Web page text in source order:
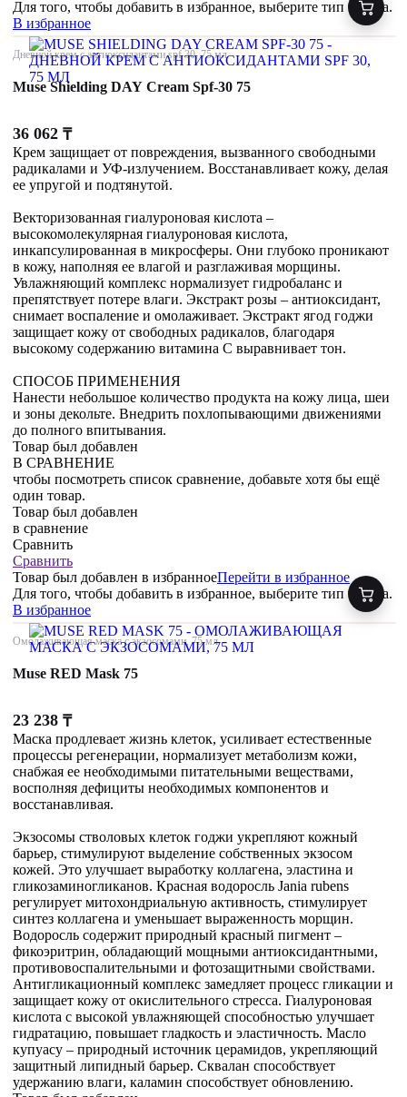
Для того, чтобы добавить в избранное, выберите тип товара.
В избранное
Дневной крем с антиоксидантами spf 30, 75 мл
Muse Shielding DAY Cream Spf-30 75
36 062 ₸
Крем защищает от повреждения, вызванного свободными
радикалами и УФ-излучением. Восстанавливает кожу, делая
ее упругой и подтянутой.
Векторизованная гиалуроновая кислота –
высокомолекулярная гиалуроновая кислота,
инкапсулированная в микросферы. Они глубоко проникают
в кожу, наполняя ее влагой и разглаживая морщины.
Увлажняющий комплекс нормализует гидробаланс и
препятствует потере влаги. Экстракт розы – антиоксидант,
снимает воспаление и омолаживает. Экстракт ягод годжи
защищает кожу от свободных радикалов, благодаря
высокому содержанию витамина С выравнивает тон.
СПОСОБ ПРИМЕНЕНИЯ
Нанести небольшое количество продукта на кожу лица, шеи
и зоны декольте. Внедрить похлопывающими движениями
до полного впитывания.
Товар был добавлен
В СРАВНЕНИЕ
чтобы посмотреть список сравнение, добавьте хотя бы ещё
один товар.
Товар был добавлен
в сравнение
Сравнить
Сравнить
Товар был добавлен в избранноеПерейти в избранное
Для того, чтобы добавить в избранное, выберите тип товара.
В избранное
Омолаживающая маска с экзосомами, 75 мл
Muse RED Mask 75
23 238 ₸
Маска продлевает жизнь клеток, усиливает естественные
процессы регенерации, нормализует метаболизм кожи,
снабжая ее необходимыми питательными веществами,
восполняя дефициты необходимых компонентов и
восстанавливая.
Экзосомы стволовых клеток годжи укрепляют кожный
барьер, стимулируют выделение собственных экзосом
кожей. Это улучшает выработку коллагена, эластина и
гликозаминогликанов. Красная водоросль Jania rubens
регулирует митохондриальную активность, стимулирует
синтез коллагена и уменьшает выраженность морщин.
Водоросль содержит природный красный пигмент –
фикоэритрин, обладающий мощными антиоксидантными,
противовоспалительными и фотозащитными свойствами.
Антигликационный комплекс замедляет процесс гликации и
защищает кожу от окислительного стресса. Гиалуроновая
кислота с высокой увлажняющей способностью улучшает
гидратацию, повышает гладкость и эластичность. Масло
купуасу – природный источник церамидов, укрепляющий
защитный липидный барьер. Сквалан способствует
удержанию влаги, каламин способствует обновлению.